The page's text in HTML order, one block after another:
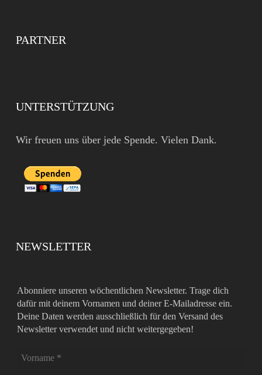
PARTNER
UNTERSTÜTZUNG
Wir freuen uns über jede Spende. Vielen Dank.
NEWSLETTER
Abonniere unseren wöchentlichen Newsletter. Trage dich
dafür mit deinem Vornamen und deiner E-Mailadresse ein.
Deine Daten werden ausschließlich für den Versand des
Newsletter verwendet und nicht weitergegeben!